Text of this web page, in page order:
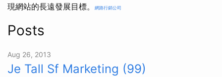
現網站的長遠發展目標。
網路行銷公司
Posts
Aug 26, 2013
Je Tall Sf Marketing (99)